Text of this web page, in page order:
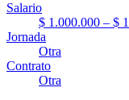
Salario
$ 1.000.000 – $
Jornada
Otra
Contrato
Otra